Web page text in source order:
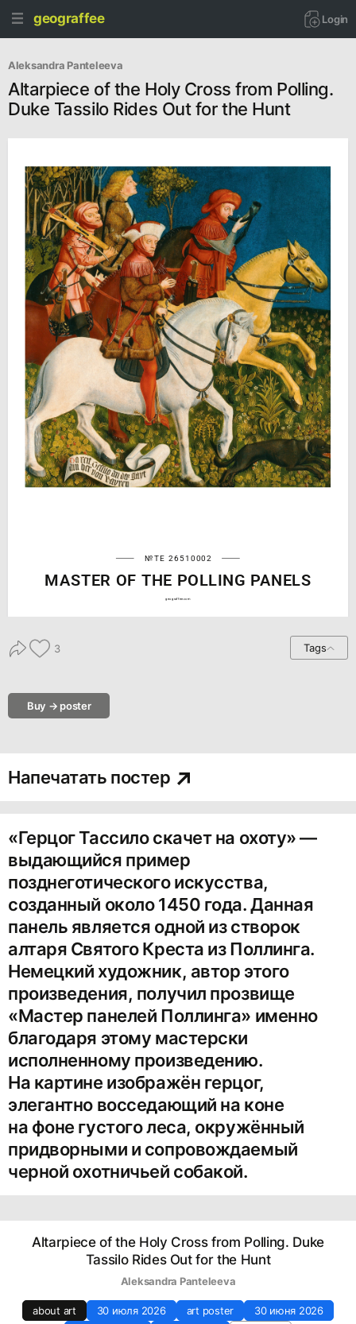
geograffee Login
Aleksandra Panteleeva
Altarpiece of the Holy Cross from Polling.
Duke Tassilo Rides Out for the Hunt
№TE 26510002
MASTER OF THE POLLING PANELS
geograffee.com
3 Tags
Buy → poster
Напечатать постер
«Герцог Тассило скачет на охоту» —
выдающийся пример
позднеготического искусства,
созданный около 1450 года. Данная
панель является одной из створок
алтаря Святого Креста из Поллинга.
Немецкий художник, автор этого
произведения, получил прозвище
«Мастер панелей Поллинга» именно
благодаря этому мастерски
исполненному произведению.
На картине изображён герцог,
элегантно восседающий на коне
на фоне густого леса, окружённый
придворными и сопровождаемый
черной охотничьей собакой.
Altarpiece of the Holy Cross from Polling. Duke
Tassilo Rides Out for the Hunt
Aleksandra Panteleeva
about art 30 июля 2026 art poster
30 июня 2026